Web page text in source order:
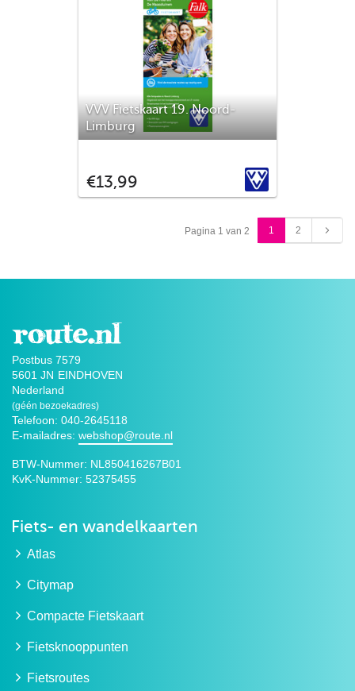
naar huis. Deze landelijke k
VVV Fietskaart 19. Noord-
Limburg
monumenten, stromend rivierwater en de
Duitse grensstreek. Fiets ook eens door
Limburg staat bekend om haar levendige
€13,99 VVV
1 2
Pagina 1 van 2
Postbus 7579
5601 JN EINDHOVEN
Nederland
(géén bezoekadres)
Telefoon: 040-2645118
E-mailadres: webshop@route.nl
BTW-Nummer: NL850416267B01
KvK-Nummer: 52375455
Fiets- en wandelkaarten
Atlas
Citymap
Compacte Fietskaart
Fietsknooppunten
Fietsroutes